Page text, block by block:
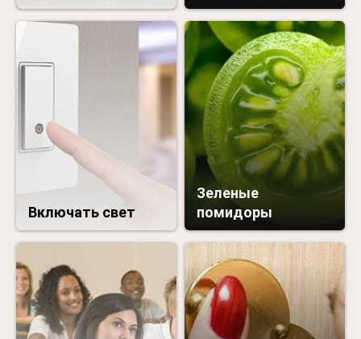
Включать свет
Зеленые
помидоры